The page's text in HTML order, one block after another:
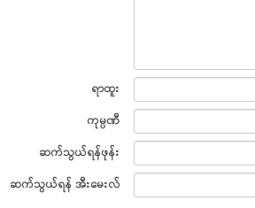
ရာထူး
ကုမ္ပဏီ
ဆက်သွယ်ရန်ဖုန်း
ဆက်သွယ်ရန် အီးမေးလ်